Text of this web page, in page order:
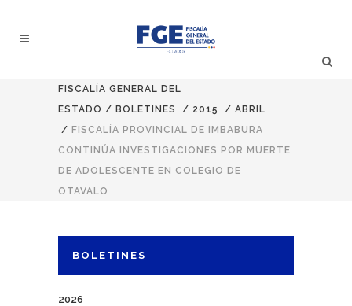
FISCALÍA GENERAL DEL
ESTADO / BOLETINES / 2015 / ABRIL
/ FISCALÍA PROVINCIAL DE IMBABURA
CONTINÚA INVESTIGACIONES POR MUERTE
DE ADOLESCENTE EN COLEGIO DE
OTAVALO
BOLETINES
2026